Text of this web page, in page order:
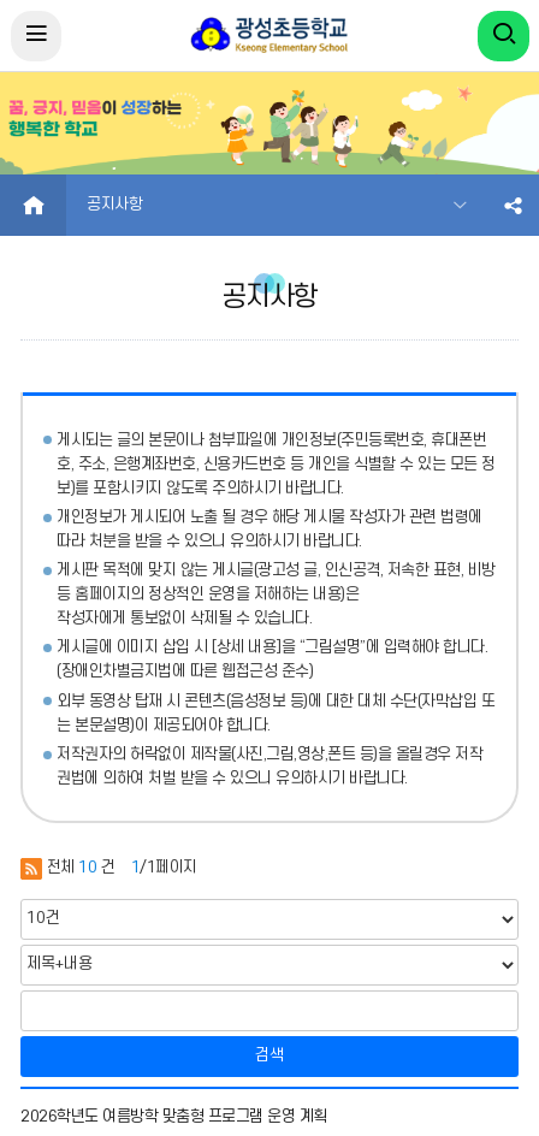
HOME 공지사항
공지사항
게시되는 글의 본문이나 첨부파일에
개인정보(주민등록번호, 휴대폰번
호, 주소, 은행계좌번호, 신용카드번호 등 개인을 식별할 수 있는 모든 정
보)를 포함시키지 않도록 주의하시기 바랍니다.
개인정보가 게시되어 노출 될 경우 해당 게시물 작성자가 관련 법령에
따라 처분을 받을 수 있으니 유의하시기 바랍니다.
게시판 목적에 맞지 않는 게시글(광고성 글, 인신공격, 저속한 표현, 비방
등 홈페이지의 정상적인 운영을 저해하는 내용)은
작성자에게 통보없이 삭제될 수 있습니다.
게시글에 이미지 삽입 시 [상세 내용]을 “그림설명”에 입력해야 합니다.
(장애인차별금지법에 따른 웹접근성 준수)
외부 동영상 탑재 시 콘텐츠(음성정보 등)에 대한 대체 수단(자막삽입 또
는 본문설명)이 제공되어야 합니다.
저작권자의 허락없이 제작물(사진,그림,영상,폰트 등)을 올릴경우 저작
권법에 의하여 처벌 받을 수 있으니 유의하시기 바랍니다.
전체 10 건 1 /1페이지
검색
지
2026학년도 여름방학 맞춤형 프로그램 운영 계획